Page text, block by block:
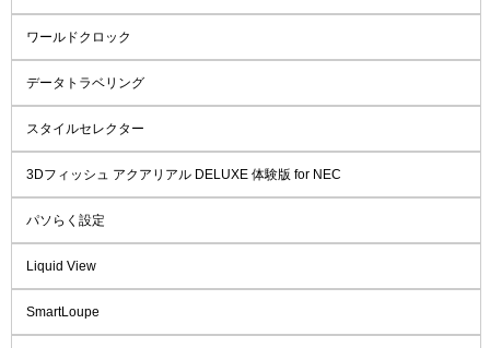
ワールドクロック
データトラベリング
スタイルセレクター
3Dフィッシュ アクアリアル DELUXE 体験版 for NEC
パソらく設定
Liquid View
SmartLoupe